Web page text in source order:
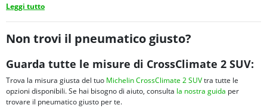
Leggi tutto
Non trovi il pneumatico giusto?
Guarda tutte le misure di CrossClimate 2 SUV:
Trova la misura giusta del tuo Michelin CrossClimate 2 SUVtra tutte le
opzioni disponibili. Se hai bisogno di aiuto, consulta la nostra guida per
trovare il pneumatico giusto per te.